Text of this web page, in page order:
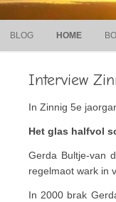
BLOG HOME
Interview
In Zinnig 5e
Het glas halfvol
Gerda Bultje-van
regelmaot wark in
In 2000 brak